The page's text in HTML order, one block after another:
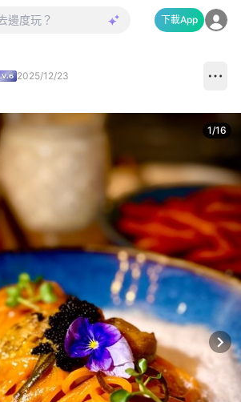
下載App
2025/12/23
1/16